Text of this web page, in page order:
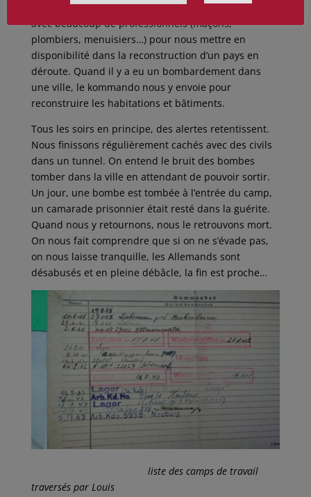
Le prochain camp sera à Hambourg. Je suis enfermé
avec beaucoup de professionnels (maçons,
plombiers, menuisiers…) pour nous mettre en
disponibilité dans la reconstruction d’un pays en
déroute. Quand il y a eu un bombardement dans
une ville, le kommando nous y envoie pour
reconstruire les habitations et bâtiments.
Tous les soirs en principe, des alertes retentissent.
Nous finissons régulièrement cachés avec des civils
dans un tunnel. On entend le bruit des bombes
tomber dans la ville en attendant de pouvoir sortir.
Un jour, une bombe est tombée à l’entrée du camp,
un camarade prisonnier était resté dans la guérite.
Quand nous y retournons, nous le retrouvons mort.
On nous fait comprendre que si on ne s’évade pas,
on nous laisse tranquille, les Allemands sont
désabusés et en pleine débâcle, la fin est proche…
liste des camps de travail
traversés par Louis